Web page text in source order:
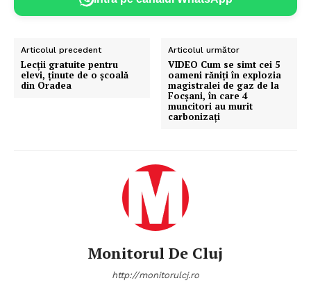
Articolul precedent
Lecții gratuite pentru
elevi, ținute de o școală
din Oradea
Articolul următor
VIDEO Cum se simt cei 5
oameni răniți în explozia
magistralei de gaz de la
Focșani, în care 4
muncitori au murit
carbonizați
Monitorul De Cluj
http://monitorulcj.ro